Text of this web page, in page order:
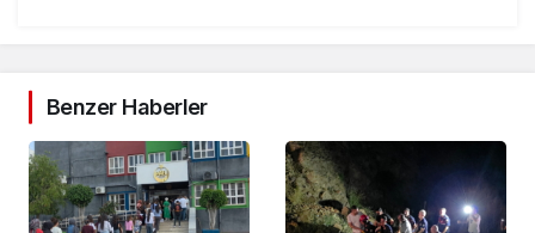
Benzer Haberler